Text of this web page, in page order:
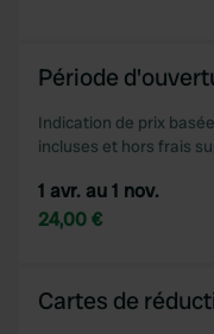
Période
Indication de prix
incluses et hors frais
1 avr. au 1 nov.
24,00 €
Cartes de